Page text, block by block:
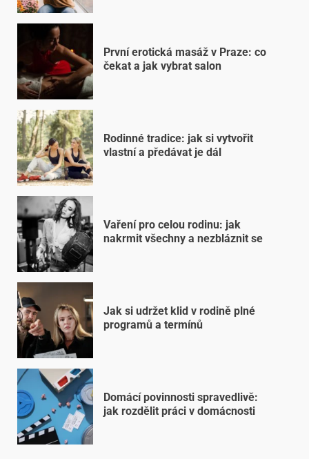
První erotická masáž v Praze: co
čekat a jak vybrat salon
Rodinné tradice: jak si vytvořit
vlastní a předávat je dál
Vaření pro celou rodinu: jak
nakrmit všechny a nezbláznit se
Jak si udržet klid v rodině plné
programů a termínů
Domácí povinnosti spravedlivě:
jak rozdělit práci v domácnosti